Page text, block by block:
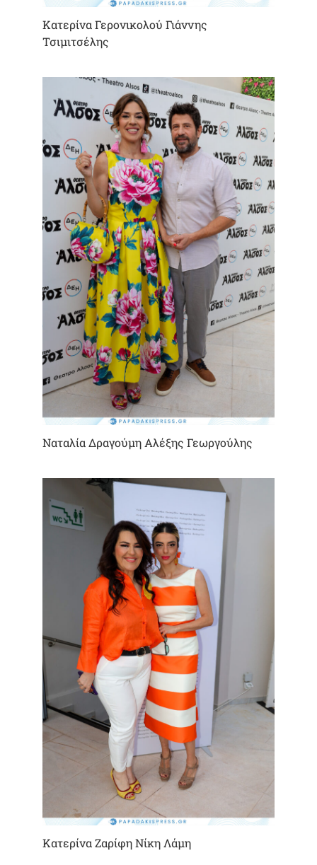
Κατερίνα Γερονικολού Γιάννης
Τσιμιτσέλης
Ναταλία Δραγούμη Αλέξης Γεωργούλης
Κατερίνα Ζαρίφη Νίκη Λάμη